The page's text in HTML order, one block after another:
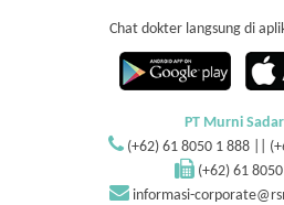
Chat dokter langsung di
PT Murni
(+62) 61 8050 1 888 ||
(+62) 61
informasi-